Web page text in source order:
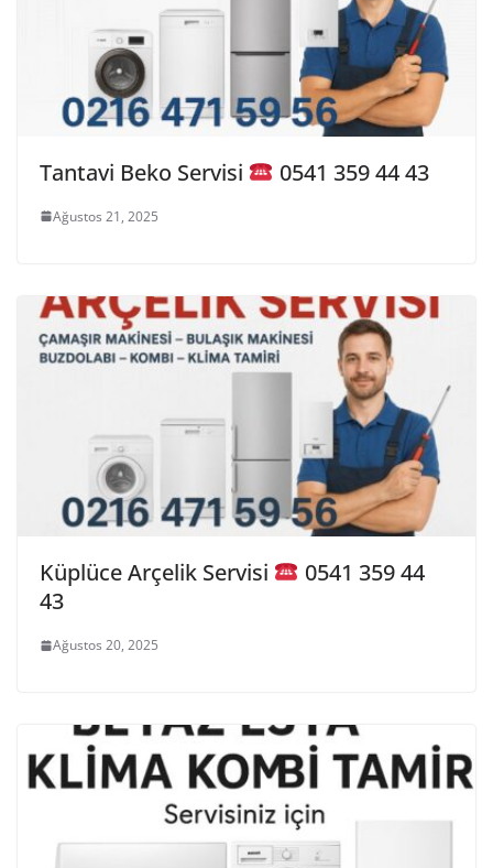
Tantavi Beko Servisi 0541 359 44 43
Ağustos 21, 2025
Küplüce Arçelik Servisi
0541 359 44
43
Ağustos 20, 2025